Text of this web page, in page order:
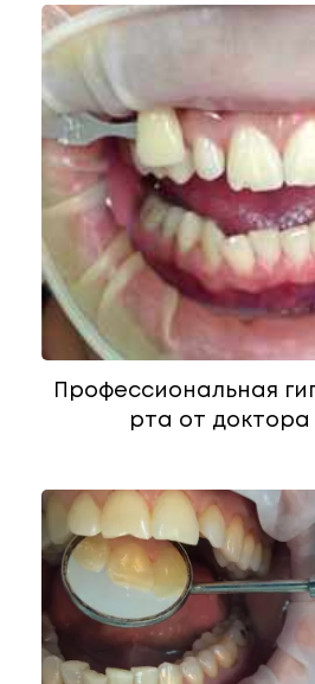
Профессиональная
рта от